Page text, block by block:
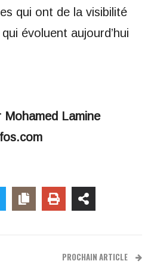
qui ont de la visibilité
évoluent aujourd’hui
Lamine
PROCHAIN ARTICLE